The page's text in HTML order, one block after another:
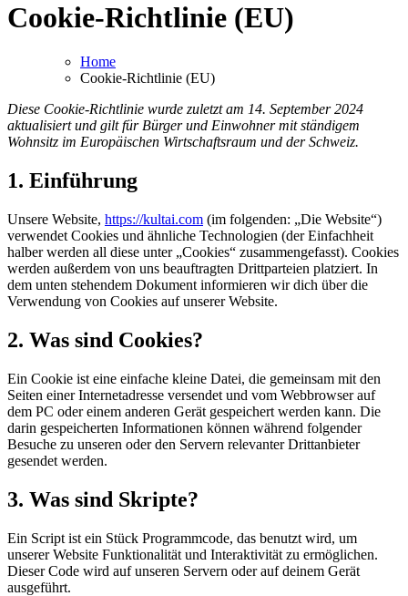
Cookie-Richtlinie (EU)
Home
Cookie-Richtlinie (EU)
Diese Cookie-Richtlinie wurde zuletzt am 14. September 2024
aktualisiert und gilt für Bürger und Einwohner mit ständigem
Wohnsitz im Europäischen Wirtschaftsraum und der Schweiz.
1. Einführung
Unsere Website, https://kultai.com (im folgenden: „Die Website“)
verwendet Cookies und ähnliche Technologien (der Einfachheit
halber werden all diese unter „Cookies“ zusammengefasst). Cookies
werden außerdem von uns beauftragten Drittparteien platziert. In
dem unten stehendem Dokument informieren wir dich über die
Verwendung von Cookies auf unserer Website.
2. Was sind Cookies?
Ein Cookie ist eine einfache kleine Datei, die gemeinsam mit den
Seiten einer Internetadresse versendet und vom Webbrowser auf
dem PC oder einem anderen Gerät gespeichert werden kann. Die
darin gespeicherten Informationen können während folgender
Besuche zu unseren oder den Servern relevanter Drittanbieter
gesendet werden.
3. Was sind Skripte?
Ein Script ist ein Stück Programmcode, das benutzt wird, um
unserer Website Funktionalität und Interaktivität zu ermöglichen.
Dieser Code wird auf unseren Servern oder auf deinem Gerät
ausgeführt.